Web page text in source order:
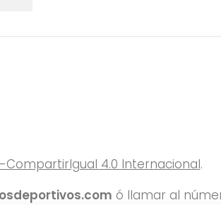
4.0 Internacional.
ó llamar al